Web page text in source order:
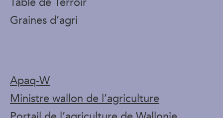
Graines d’agri
Apaq-W
Ministre wallon de l’agriculture